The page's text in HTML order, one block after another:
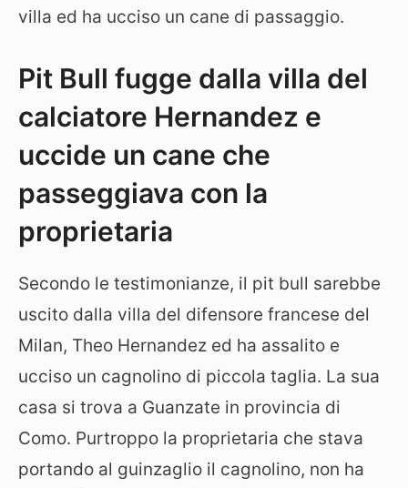
villa ed ha ucciso un cane di passaggio.
Pit Bull fugge dalla villa del
calciatore Hernandez e
uccide un cane che
passeggiava con la
proprietaria
Secondo le testimonianze, il pit bull sarebbe
uscito dalla villa del difensore francese del
Milan, Theo Hernandez ed ha assalito e
ucciso un cagnolino di piccola taglia. La sua
casa si trova a Guanzate in provincia di
Como. Purtroppo la proprietaria che stava
portando al guinzaglio il cagnolino, non ha